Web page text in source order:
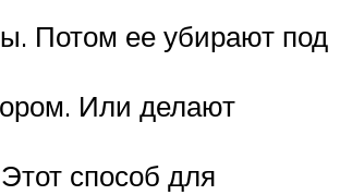
Потом ее убирают под
Или делают
способ для